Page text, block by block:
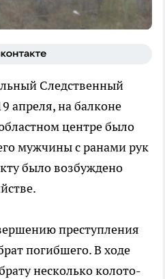
Следственный
апреля, на балконе
центре было
мужчины с ранами рук
было возбуждено
преступления
погибшего. В ходе
несколько колото-